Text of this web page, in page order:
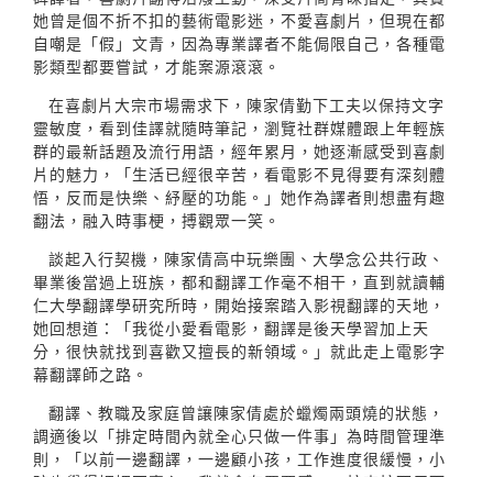
她曾是個不折不扣的藝術電影迷，不愛喜劇片，但現在都
自嘲是「假」文青，因為專業譯者不能侷限自己，各種電
影類型都要嘗試，才能案源滾滾。
在喜劇片大宗市場需求下，陳家倩勤下工夫以保持文字
靈敏度，看到佳譯就隨時筆記，瀏覽社群媒體跟上年輕族
群的最新話題及流行用語，經年累月，她逐漸感受到喜劇
片的魅力，「生活已經很辛苦，看電影不見得要有深刻體
悟，反而是快樂、紓壓的功能。」她作為譯者則想盡有趣
翻法，融入時事梗，搏觀眾一笑。
談起入行契機，陳家倩高中玩樂團、大學念公共行政、
畢業後當過上班族，都和翻譯工作毫不相干，直到就讀輔
仁大學翻譯學研究所時，開始接案踏入影視翻譯的天地，
她回想道：「我從小愛看電影，翻譯是後天學習加上天
分，很快就找到喜歡又擅長的新領域。」就此走上電影字
幕翻譯師之路。
翻譯、教職及家庭曾讓陳家倩處於蠟燭兩頭燒的狀態，
調適後以「排定時間內就全心只做一件事」為時間管理準
則，「以前一邊翻譯，一邊顧小孩，工作進度很緩慢，小